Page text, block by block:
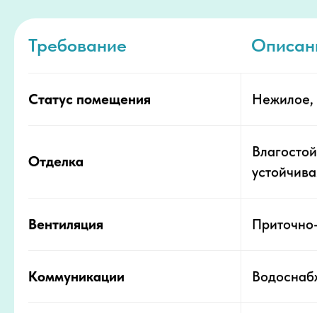
Требование
Статус помещения Нежилое,
Отделка
Вентиляция
Коммуникации